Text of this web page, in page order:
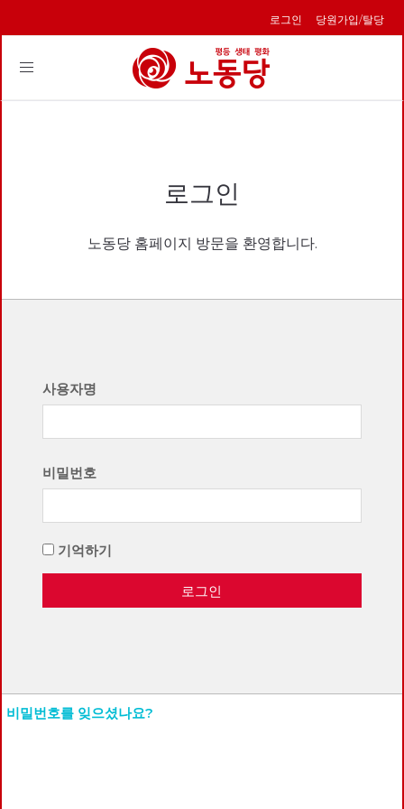
로그인 당원가입/탈당
Toggle
로그인
노동당 홈페이지 방문을 환영합니다.
사용자명
비밀번호
기억하기
로그인
비밀번호를 잊으셨나요?